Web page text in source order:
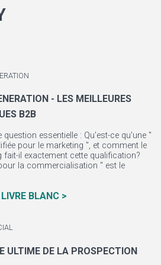
- LES MEILLEURES
B2B
question essentielle : Qu'est-ce qu'une "
pour le marketing ", et comment le
fait-il exactement cette qualification?
la commercialisation " est le
BLANC >
ULTIME DE LA PROSPECTION